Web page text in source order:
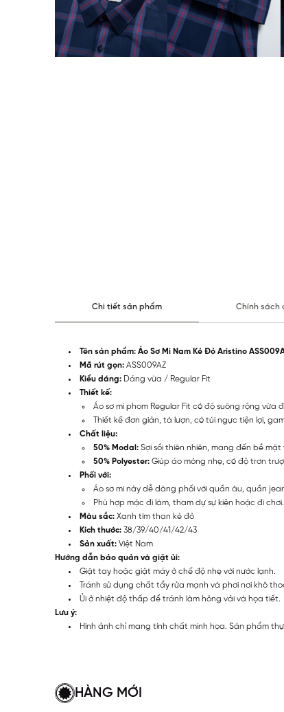
Chi tiết sản phẩm Chính sách
Tên sản phẩm: Áo Sơ Mi Nam Kẻ Đỏ Aristino
Mã rút gọn: ASS009AZ
Kiểu dáng: Dáng vừa / Regular Fit
Thiết kế:
Áo sơ mi phom Regular Fit có độ suông rộng
Thiết kế đơn giản, tà lượn, có túi ngực tiện lợi,
Chất liệu:
50% Modal: Sợi sồi thiên nhiên, mang đến bề
50% Polyester: Giúp áo mỏng nhẹ, có độ trơn
Phối với:
Áo sơ mi này dễ dàng phối với quần âu, quần
Phù hợp mặc đi làm, tham dự sự kiện hoặc đi chơi.
Màu sắc: Xanh tím than kẻ đỏ
Kích thước: 38/39/40/41/42/43
Sản xuất: Việt Nam
Hướng dẫn bảo quản và giặt ủi:
Giặt tay hoặc giặt máy ở chế độ nhẹ với nước lạnh.
Tránh sử dụng chất tẩy rửa mạnh và phơi nơi khô
Ủi ở nhiệt độ thấp để tránh làm hỏng vải và họa tiết.
Lưu ý:
Hình ảnh chỉ mang tính chất minh họa. Sản phẩm
HÀNG MỚI